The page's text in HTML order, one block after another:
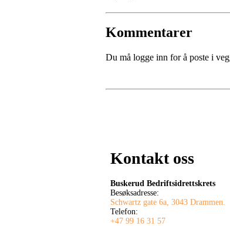
Kommentarer
Du må logge inn for å poste i
Kontakt oss
Buskerud Bedriftsidrettskrets
Besøksadresse:
Schwartz gate 6a, 3043 Drammen.
Telefon:
+47 99 16 31 57